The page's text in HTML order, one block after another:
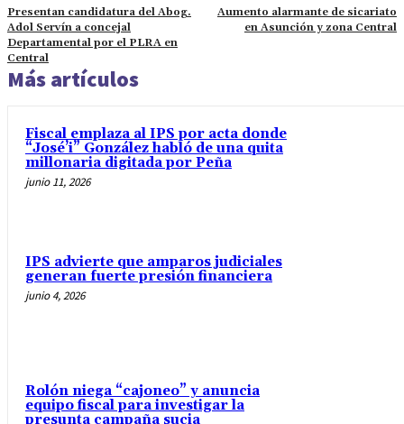
Presentan candidatura del Abog.
Adol Servín a concejal
Departamental por el PLRA en
Central
Aumento alarmante de sicariato
en Asunción y zona Central
Más artículos
Fiscal emplaza al IPS por acta donde
“José’i” González habló de una quita
millonaria digitada por Peña
junio 11, 2026
IPS advierte que amparos judiciales
generan fuerte presión financiera
junio 4, 2026
Rolón niega “cajoneo” y anuncia
equipo fiscal para investigar la
presunta campaña sucia